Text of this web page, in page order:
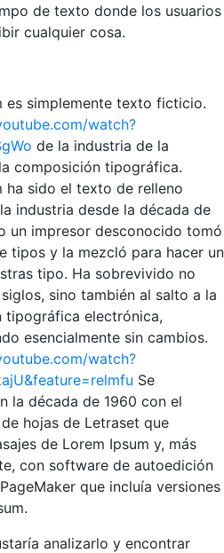
de texto donde los usuarios
cualquier cosa.
es simplemente texto ficticio.
watch?
de la industria de la
composición tipográfica.
ha sido el texto de relleno
industria desde la década de
un impresor desconocido tomó
tipos y la mezcló para hacer un
tipo. Ha sobrevivido no
sino también al salto a la
tipográfica electrónica,
esencialmente sin cambios.
watch?
Se
la década de 1960 con el
hojas de Letraset que
de Lorem Ipsum y, más
con software de autoedición
que incluía versiones
analizarlo y encontrar